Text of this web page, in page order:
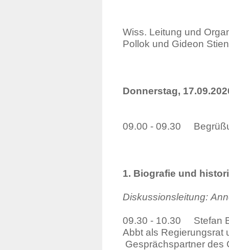
Wiss. Leitung und
Pollok und Gideon
Donnerstag,
09.00 - 09.30
1. Biografie und
Diskussionsleitung:
09.30 - 10.30 Stefan
Abbt als
Gesprächspartner des